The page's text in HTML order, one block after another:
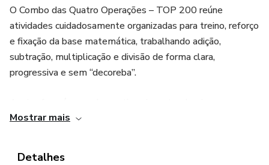
O Combo das Quatro Operações – TOP 200 reúne
atividades cuidadosamente organizadas para treino, reforço
e fixação da base matemática, trabalhando adição,
subtração, multiplicação e divisão de forma clara,
progressiva e sem “decoreba”.
passo a passo.
Mostrar mais
Detalhes